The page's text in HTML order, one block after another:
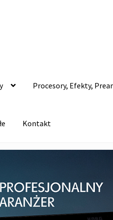
Procesory, Efekty,
Kontakt